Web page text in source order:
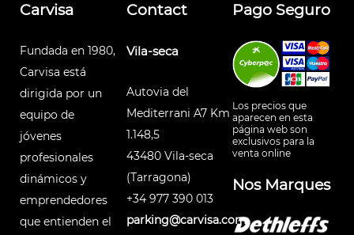
Carvisa
Fundada en 1980,
Carvisa está
dirigida por un
equipo de
jóvenes
profesionales
dinámicos y
emprendedores
que entienden el
Contact
Vila-seca
Autovia del
Mediterrani A7 Km
1.148,5
43480 Vila-seca
(Tarragona)
+34 977 390 013
parking@carvisa.com
Pago Seguro
Los precios que
aparecen en esta
página web son
exclusivos para la
venta online
Nos Marques